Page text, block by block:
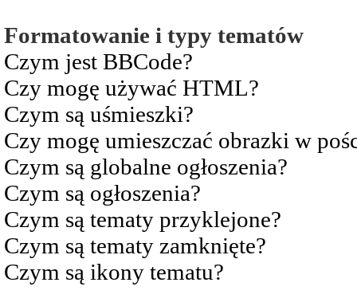
Formatowanie i typy tematów
Czym jest BBCode?
Czy mogę używać HTML?
Czym są uśmieszki?
Czy mogę umieszczać obrazki w
Czym są globalne ogłoszenia?
Czym są ogłoszenia?
Czym są tematy przyklejone?
Czym są tematy zamknięte?
Czym są ikony tematu?